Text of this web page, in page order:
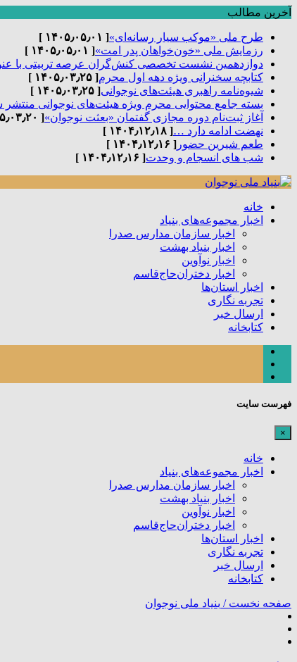
آخرین مطالب
طرح ملی «موکب سیار رسانه‌ای»[ ۱۴۰۵٫۰۵٫۰۱ ]
رزمایش ملی «خون‌خواهان پدر امت»[ ۱۴۰۵٫۰۵٫۰۱ ]
دوازدهمین نشست تخصصی کنش‌گران عرصه تربیتی با
کتابچه سخنرانی ویژه دهه اول محرم[ ۱۴۰۵٫۰۳٫۲۵ ]
شیوه‌نامه راهبری هیئت‌های نوجوانی[ ۱۴۰۵٫۰۳٫۲۵ ]
بسته جامع محتوایی محرم ویژه هیئت‌های نوجوانی منتشر
آغاز ثبت‌نام دوره مجازی گفتمان «بعثت نوجوان»[ ۱۴۰۵٫۰۳٫۲۰ ]
نهضت ادامه دارد …[ ۱۴۰۴٫۱۲٫۱۸ ]
طعم شیرین حضور [ ۱۴۰۴٫۱۲٫۱۶ ]
شب های انسجام و وحدت[ ۱۴۰۴٫۱۲٫۱۶ ]
خانه
اخبار مجموعه‌های بنیاد
اخبار سازمان مدارس صدرا
اخبار بنیاد بهشت
اخبار نوآوین
اخبار دختران‌حاج‌قاسم
اخبار استان‌ها
تجربه نگاری
ارسال خبر
کتابخانه
فهرست سایت
×
خانه
اخبار مجموعه‌های بنیاد
اخبار سازمان مدارس صدرا
اخبار بنیاد بهشت
اخبار نوآوین
اخبار دختران‌حاج‌قاسم
اخبار استان‌ها
تجربه نگاری
ارسال خبر
کتابخانه
صفحه نخست / بنیاد ملی نوجوان